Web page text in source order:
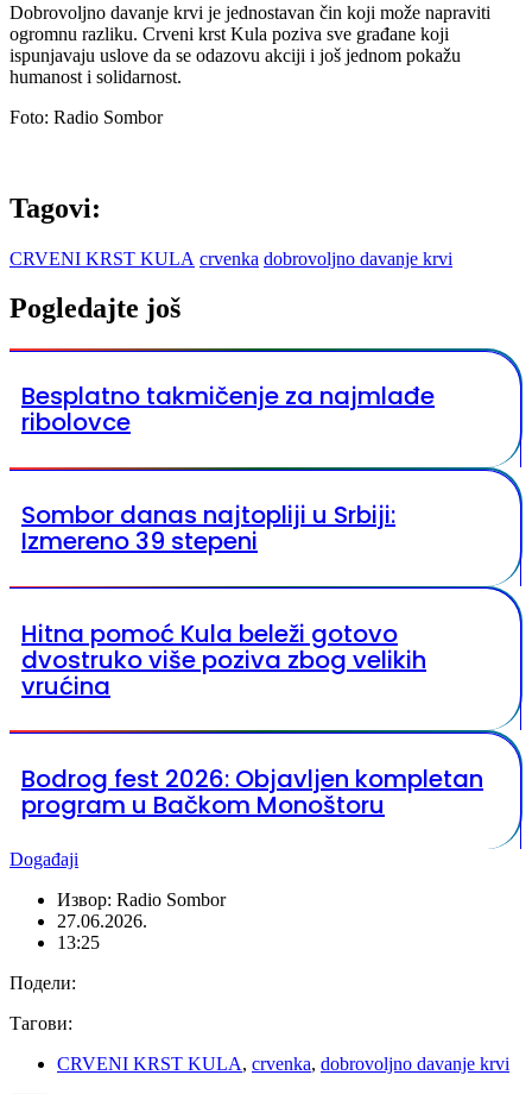
Dobrovoljno davanje krvi je jednostavan čin koji može napraviti
ogromnu razliku. Crveni krst Kula poziva sve građane koji
ispunjavaju uslove da se odazovu akciji i još jednom pokažu
humanost i solidarnost.
Foto: Radio Sombor
Tagovi:
CRVENI KRST KULA crvenka dobrovoljno davanje krvi
Pogledajte još
Besplatno takmičenje za najmlađe
ribolovce
Sombor danas najtopliji u Srbiji:
Izmereno 39 stepeni
Hitna pomoć Kula beleži gotovo
dvostruko više poziva zbog velikih
vrućina
Bodrog fest 2026: Objavljen kompletan
program u Bačkom Monoštoru
Događaji
Извор: Radio Sombor
27.06.2026.
13:25
Подели:
Тагови:
CRVENI KRST KULA, crvenka, dobrovoljno davanje krvi